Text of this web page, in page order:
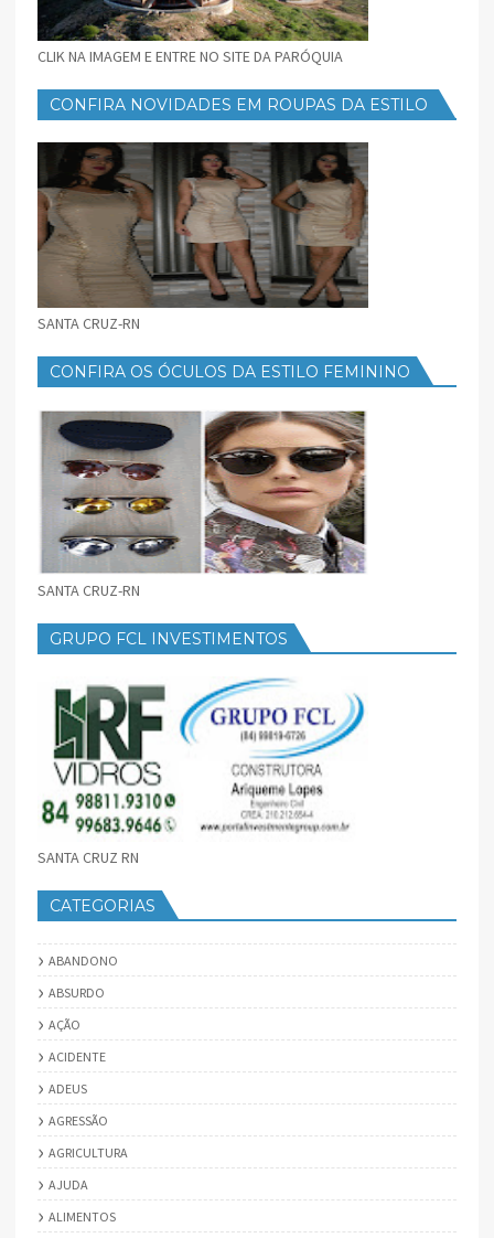
CLIK NA IMAGEM E ENTRE NO SITE DA PARÓQUIA
CONFIRA NOVIDADES EM ROUPAS DA ESTILO
SANTA CRUZ-RN
CONFIRA OS ÓCULOS DA ESTILO FEMININO
SANTA CRUZ-RN
GRUPO FCL INVESTIMENTOS
SANTA CRUZ RN
CATEGORIAS
ABANDONO
ABSURDO
AÇÃO
ACIDENTE
ADEUS
AGRESSÃO
AGRICULTURA
AJUDA
ALIMENTOS